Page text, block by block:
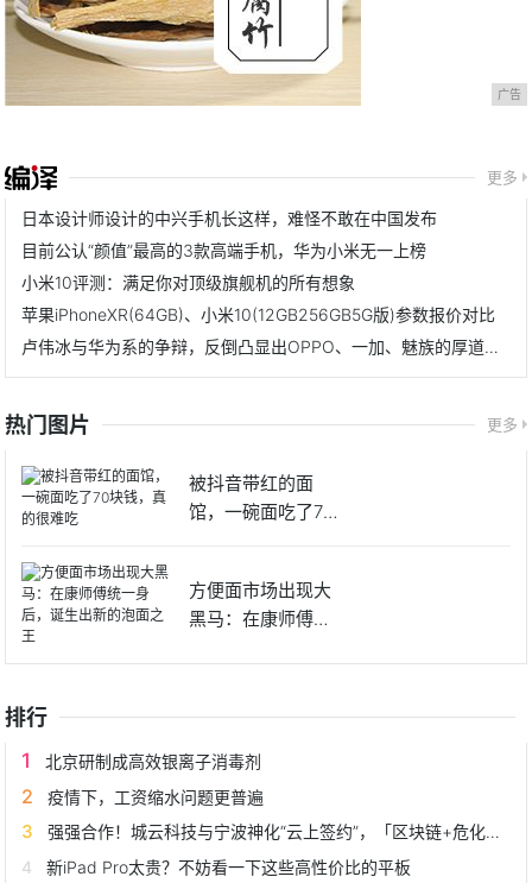
广告
更多
日本设计师设计的中兴手机长这样，难怪不敢在中国发布
目前公认“颜值”最高的3款高端手机，华为小米无一上榜
小米10评测：满足你对顶级旗舰机的所有想象
苹果iPhoneXR(64GB)、小米10(12GB256GB5G版)参数报价对比
卢伟冰与华为系的争辩，反倒凸显出OPPO、一加、魅族的厚道风范
热门图片 更多
被抖音带红的面
馆，一碗面吃了70
方便面市场出现大
黑马：在康师傅统
排行
北京研制成高效银离子消毒剂
疫情下，工资缩水问题更普遍
强强合作！城云科技与宁波神化“云上签约”，「区块链+危化品溯源」赋能城市应急管理
新iPad Pro太贵？不妨看一下这些高性价比的平板